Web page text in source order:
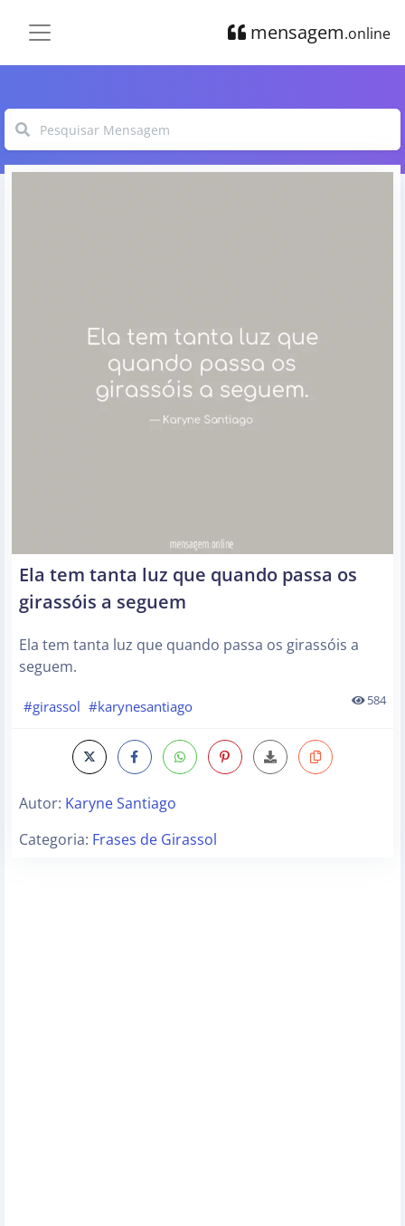
mensagem.online
Ela tem tanta luz que quando passa os
girassóis a seguem
Ela tem tanta luz que quando passa os girassóis a
seguem.
#girassol #karynesantiago 584
Autor: Karyne Santiago
Categoria: Frases de Girassol